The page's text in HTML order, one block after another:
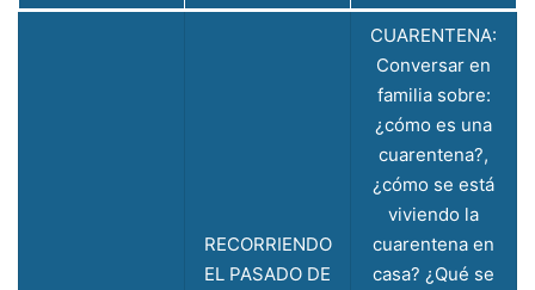
RECORRIENDO
EL PASADO DE
CUARENTENA:
Conversar en
familia sobre:
¿cómo es una
cuarentena?,
¿cómo se está
viviendo la
cuarentena en
casa? ¿Qué se